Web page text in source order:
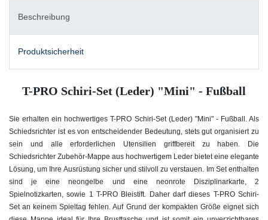
Beschreibung
Produktsicherheit
T-PRO Schiri-Set (Leder) "Mini" - Fußball
Sie erhalten ein hochwertiges T-PRO Schiri-Set (Leder) "Mini" - Fußball. Als
Schiedsrichter ist es von entscheidender Bedeutung, stets gut organisiert zu
sein und alle erforderlichen Utensilien griffbereit zu haben. Die
Schiedsrichter Zubehör-Mappe aus hochwertigem Leder bietet eine elegante
Lösung, um Ihre Ausrüstung sicher und stilvoll zu verstauen. Im Set enthalten
sind je eine neongelbe und eine neonrote Disziplinarkarte, 2
Spielnotizkarten, sowie 1 T-PRO Bleistift. Daher darf dieses T-PRO Schiri-
Set an keinem Spieltag fehlen. Auf Grund der kompakten Größe eignet sich